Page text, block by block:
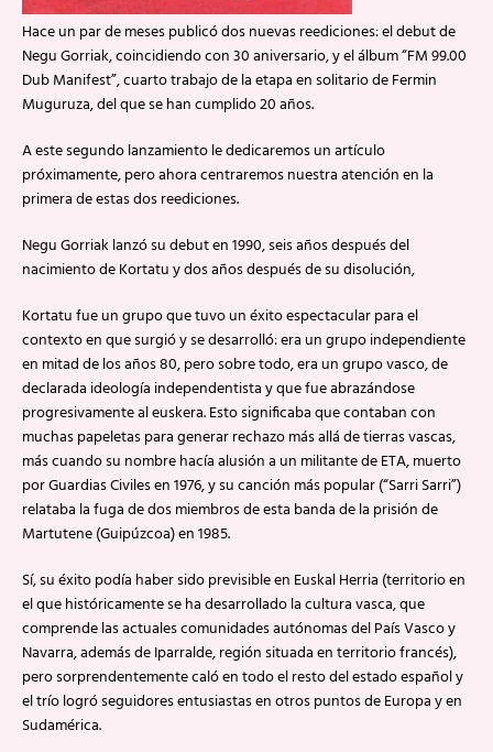
Hace un par de meses publicó dos nuevas reediciones: el debut de
Negu Gorriak, coincidiendo con 30 aniversario, y el álbum “FM 99.00
Dub Manifest”, cuarto trabajo de la etapa en solitario de Fermin
Muguruza, del que se han cumplido 20 años.
A este segundo lanzamiento le dedicaremos un artículo
próximamente, pero ahora centraremos nuestra atención en la
primera de estas dos reediciones.
Negu Gorriak lanzó su debut en 1990, seis años después del
nacimiento de Kortatu y dos años después de su disolución,
Kortatu fue un grupo que tuvo un éxito espectacular para el
contexto en que surgió y se desarrolló: era un grupo independiente
en mitad de los años 80, pero sobre todo, era un grupo vasco, de
declarada ideología independentista y que fue abrazándose
progresivamente al euskera. Esto significaba que contaban con
muchas papeletas para generar rechazo más allá de tierras vascas,
más cuando su nombre hacía alusión a un militante de ETA, muerto
por Guardias Civiles en 1976, y su canción más popular (“Sarri Sarri”)
relataba la fuga de dos miembros de esta banda de la prisión de
Martutene (Guipúzcoa) en 1985.
Sí, su éxito podía haber sido previsible en Euskal Herria (territorio en
el que históricamente se ha desarrollado la cultura vasca, que
comprende las actuales comunidades autónomas del País Vasco y
Navarra, además de Iparralde, región situada en territorio francés),
pero sorprendentemente caló en todo el resto del estado español y
el trío logró seguidores entusiastas en otros puntos de Europa y en
Sudamérica.